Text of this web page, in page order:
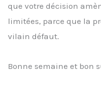
que votre décision
limitées, parce que la
vilain défaut.
Bonne semaine et bon